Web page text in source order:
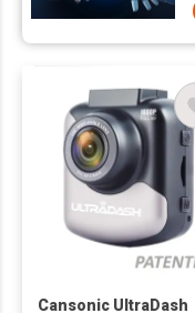
Cansonic UltraDash